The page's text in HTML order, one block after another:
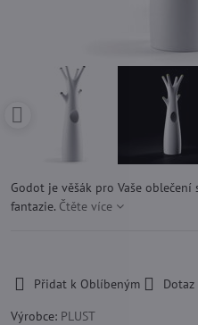
Godot je věšák pro Vaše
fantazie. Čtěte více
Přidat k Oblíbeným
Výrobce: PLUST